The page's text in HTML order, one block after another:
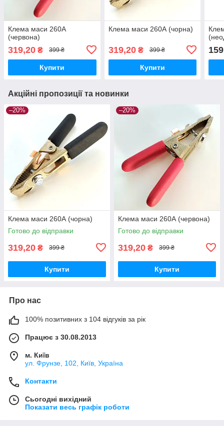
Клема маси 260А
(червона)
319,20 ₴ 399 ₴
Купити
Клема маси 260А (чорна)
319,20₴ 399 ₴
Купити
159
Акційні пропозиції та новинки
–20%
Клема маси 260А (чорна)
Готово до відправки
319,20 ₴ 399 ₴
Купити
–20%
Клема маси 260А (червона)
Готово до відправки
319,20 ₴ 399 ₴
Купити
Про нас
100% позитивних з 104 відгуків за рік
Працює з 30.08.2013
м. Київ
ул. Фрунзе, 102, Київ, Україна
Контакти
Сьогодні вихідний
Показати весь графік роботи